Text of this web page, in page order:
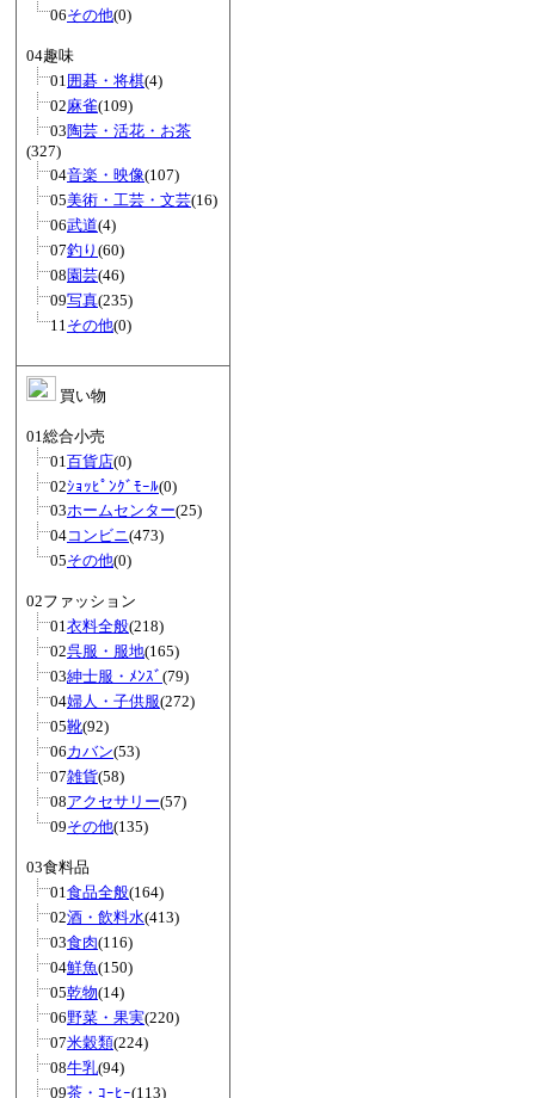
06その他(0)
04趣味
01 囲碁・将棋(4)
02麻雀(109)
03陶芸・活花・お茶
(327)
04音楽・映像(107)
05美術・工芸・文芸(16)
06武道(4)
07釣り (60)
08園芸(46)
09写真(235)
11その他(0)
買い物
01総合小売
01百貨店(0)
02ｼｮｯﾋﾟﾝｸﾞﾓｰﾙ(0)
03ホームセンター(25)
04コンビニ(473)
05その他(0)
02ファッション
01衣料全般(218)
02呉服・服地(165)
03紳士服・ﾒﾝｽﾞ (79)
04婦人・子供服(272)
05靴(92)
06カバン(53)
07雑貨(58)
08アクセサリー(57)
09その他(135)
03食料品
01食品全般(164)
02酒・飲料水(413)
03食肉(116)
04鮮魚(150)
05乾物(14)
06野菜・果実(220)
07米穀類(224)
08牛乳(94)
09茶・ｺｰﾋｰ(113)